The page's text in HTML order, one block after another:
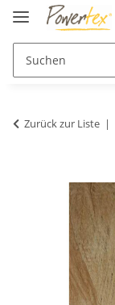
Zurück zur Liste